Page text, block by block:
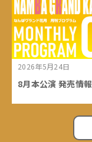
2026年5月24日
8月本公演 発売情報